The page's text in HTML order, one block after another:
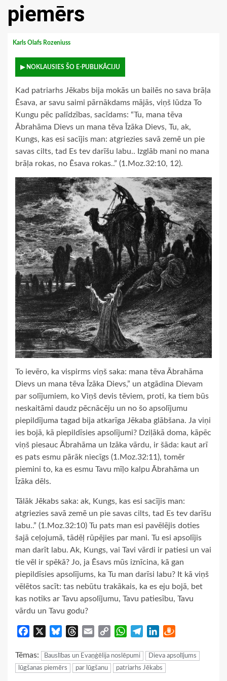
piemērs
Karls Olafs Rozeniuss
▶ NOKLAUSIES ŠO E-PUBLIKĀCIJU
Kad patriarhs Jēkabs bija mokās un bailēs no sava brāļa
Ēsava, ar savu saimi pārnākdams mājās, viņš lūdza To
Kungu pēc palīdzības, sacīdams: “Tu, mana tēva
Ābrahāma Dievs un mana tēva Īzāka Dievs, Tu, ak,
Kungs, kas esi sacījis man: atgriezies savā zemē un pie
savas cilts, tad Es tev darīšu labu.. Izglāb mani no mana
brāļa rokas, no Ēsava rokas..” (1.Moz.32:10, 12).
To ievēro, ka vispirms viņš saka: mana tēva Ābrahāma
Dievs un mana tēva Īzāka Dievs,” un atgādina Dievam
par solījumiem, ko Viņš devis tēviem, proti, ka tiem būs
neskaitāmi daudz pēcnācēju un no šo apsolījumu
piepildījuma tagad bija atkarīga Jēkaba glābšana. Ja viņi
ies bojā, kā piepildīsies apsolījumi? Dziļākā doma, kāpēc
viņš piesauc Ābrahāma un Izāka vārdu, ir šāda: kaut arī
es pats esmu pārāk niecīgs (1.Moz.32:11), tomēr
piemini to, ka es esmu Tavu mīļo kalpu Ābrahāma un
Īzāka dēls.
Tālāk Jēkabs saka: ak, Kungs, kas esi sacījis man:
atgriezies savā zemē un pie savas cilts, tad Es tev darīšu
labu..” (1.Moz.32:10) Tu pats man esi pavēlējis doties
šajā ceļojumā, tādēļ rūpējies par mani. Tu esi apsolījis
man darīt labu. Ak, Kungs, vai Tavi vārdi ir patiesi un vai
tie vēl ir spēkā? Jo, ja Ēsavs mūs iznīcina, kā gan
piepildīsies apsolījums, ka Tu man darīsi labu? It kā viņš
vēlētos sacīt: tas nebūtu trakākais, ka es eju bojā, bet
kas notiks ar Tavu apsolījumu, Tavu patiesību, Tavu
vārdu un Tavu godu?
Facebook BlueskyThreads
Email
Copy
WhatsApp
TelegramLinkedIn
Tēmas: Bauslības un Evaņģēlija noslēpumi
Dieva apsolījums
lūgšanas piemērs
par lūgšanu patriarhs Jēkabs